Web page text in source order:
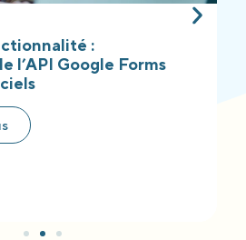
:
l’API Google Forms